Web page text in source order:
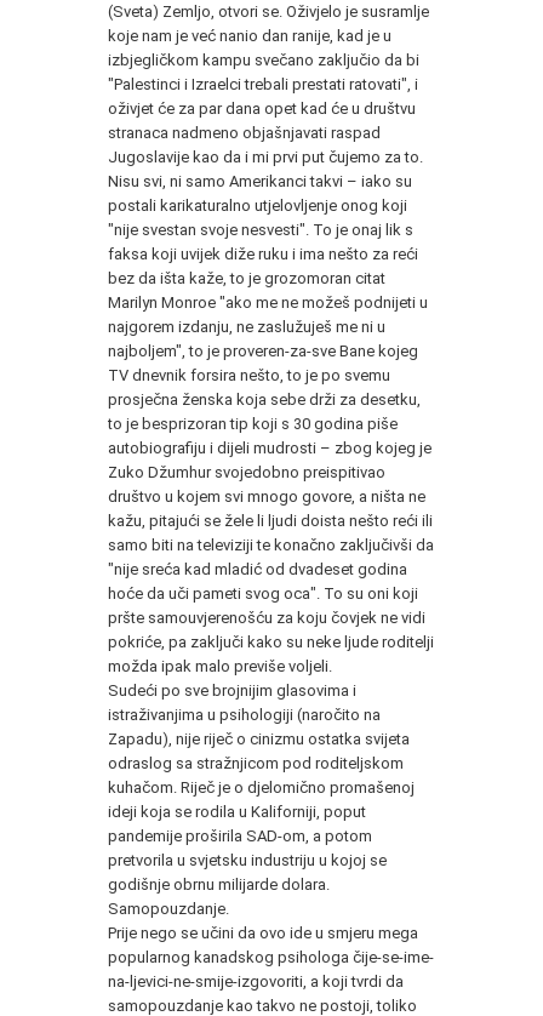
(Sveta) Zemljo, otvori se. Oživjelo je susramlje
koje nam je već nanio dan ranije, kad je u
izbjegličkom kampu svečano zaključio da bi
"Palestinci i Izraelci trebali prestati ratovati", i
oživjet će za par dana opet kad će u društvu
stranaca nadmeno objašnjavati raspad
Jugoslavije kao da i mi prvi put čujemo za to.
Nisu svi, ni samo Amerikanci takvi – iako su
postali karikaturalno utjelovljenje onog koji
"nije svestan svoje nesvesti". To je onaj lik s
faksa koji uvijek diže ruku i ima nešto za reći
bez da išta kaže, to je grozomoran citat
Marilyn Monroe "ako me ne možeš podnijeti u
najgorem izdanju, ne zaslužuješ me ni u
najboljem", to je proveren-za-sve Bane kojeg
TV dnevnik forsira nešto, to je po svemu
prosječna ženska koja sebe drži za desetku,
to je besprizoran tip koji s 30 godina piše
autobiografiju i dijeli mudrosti – zbog kojeg je
Zuko Džumhur svojedobno preispitivao
društvo u kojem svi mnogo govore, a ništa ne
kažu, pitajući se žele li ljudi doista nešto reći ili
samo biti na televiziji te konačno zaključivši da
"nije sreća kad mladić od dvadeset godina
hoće da uči pameti svog oca". To su oni koji
pršte samouvjerenošću za koju čovjek ne vidi
pokriće, pa zaključi kako su neke ljude roditelji
možda ipak malo previše voljeli.
Sudeći po sve brojnijim glasovima i
istraživanjima u psihologiji (naročito na
Zapadu), nije riječ o cinizmu ostatka svijeta
odraslog sa stražnjicom pod roditeljskom
kuhačom. Riječ je o djelomično promašenoj
ideji koja se rodila u Kaliforniji, poput
pandemije proširila SAD-om, a potom
pretvorila u svjetsku industriju u kojoj se
godišnje obrnu milijarde dolara.
Samopouzdanje.
Prije nego se učini da ovo ide u smjeru mega
popularnog kanadskog psihologa čije-se-ime-
na-ljevici-ne-smije-izgovoriti, a koji tvrdi da
samopouzdanje kao takvo ne postoji, toliko